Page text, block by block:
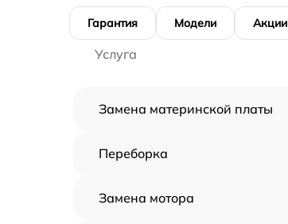
Гарантия Модели Акции
Услуга
Замена материнской платы
Переборка
Замена мотора